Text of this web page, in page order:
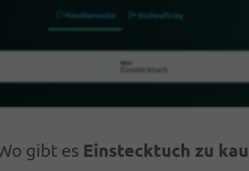
Händlersuche Suchauftrag
Was
gibt es Einstecktuch zu